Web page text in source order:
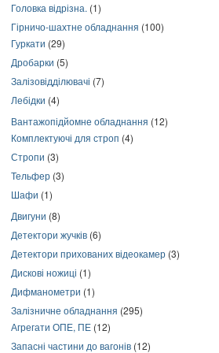
Головка відрізна. (1)
Гірничо-шахтне обладнання (100)
Гуркати (29)
Дробарки (5)
Залізовідділювачі (7)
Лебідки (4)
Вантажопідйомне обладнання (12)
Комплектуючі для строп (4)
Стропи (3)
Тельфер (3)
Шафи (1)
Двигуни (8)
Детектори жучків (6)
Детектори прихованих відеокамер (3)
Дискові ножиці (1)
Дифманометри (1)
Залізничне обладнання (295)
Агрегати ОПЕ, ПЕ (12)
Запасні частини до вагонів (12)